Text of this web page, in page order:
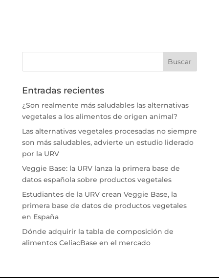
Entradas recientes
¿Son realmente más saludables las alternativas
vegetales a los alimentos de origen animal?
Las alternativas vegetales procesadas no siempre
son más saludables, advierte un estudio liderado
por la URV
Veggie Base: la URV lanza la primera base de
datos española sobre productos vegetales
Estudiantes de la URV crean Veggie Base, la
primera base de datos de productos vegetales
en España
Dónde adquirir la tabla de composición de
alimentos CeliacBase en el mercado